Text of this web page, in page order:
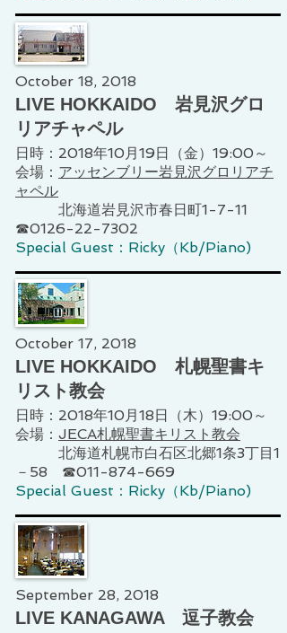
October 18, 2018
LIVE HOKKAIDO 岩見沢グロ
リアチャペル
日時：2018年10月19日（金）19:00～
会場： アッセンブリー岩見沢グロリアチ
ャペル
北海道岩見沢市春日町1-7-11
☎0126-22-7302
Special Guest：Ricky（Kb/Piano)
October 17, 2018
LIVE HOKKAIDO 札幌聖書キ
リスト教会
日時：2018年10月18日（木）19:00～
会場： JECA札幌聖書キリスト教会
北海道札幌市白石区北郷1条3丁目1
－58 ☎011-874-669
Special Guest：Ricky（Kb/Piano)
September 28, 2018
LIVE KANAGAWA 逗子教会